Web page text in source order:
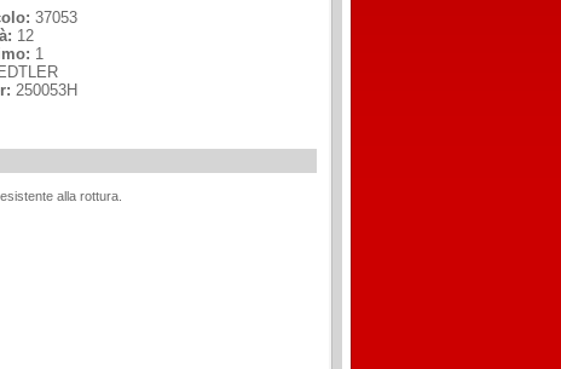
alla rottura.
37053
12
1
250053H